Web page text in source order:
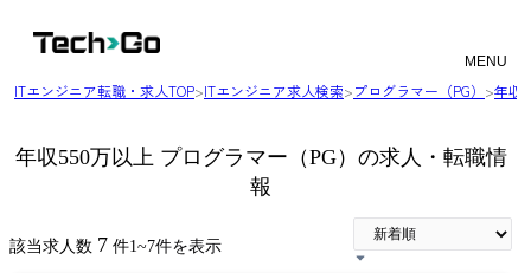
MENU
ITエンジニア転職・求人TOP>ITエンジニア求人検索>プログラマー（PG） >年収
年収550万以上 プログラマー（PG）の求人・転職情
報
該当求人数 7 件1~7件を表示